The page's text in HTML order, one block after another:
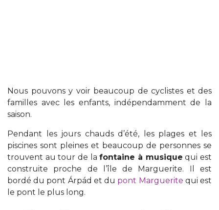
Nous pouvons y voir beaucoup de cyclistes et des
familles avec les enfants, indépendamment de la
saison.
Pendant les jours chauds d’été, les plages et les
piscines sont pleines et beaucoup de personnes se
trouvent au tour de lafontaine à musique qui est
construite proche de l’île de Marguerite. Il est
bordé du pont Árpád et du pont Marguerite qui est
le pont le plus long.